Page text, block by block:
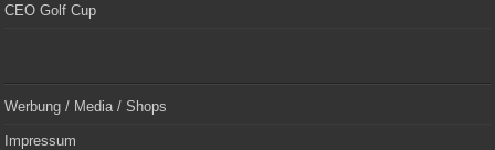
CEO Golf Cup
Werbung / Media / Shops
Impressum